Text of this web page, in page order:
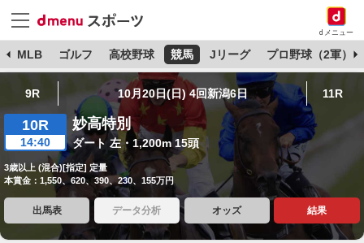
dメニュー
MLB ゴルフ 高校野球 競馬 Jリーグ プロ野球（2軍）
9R 10月20日(日) 4回新潟6日 11R
10R
14:40
妙高特別
ダート 左・1,200m 15頭
3歳以上 (混合)[指定] 定量
本賞金：1,550、620、390、230、155万円
出馬表 データ分析 オッズ 結果